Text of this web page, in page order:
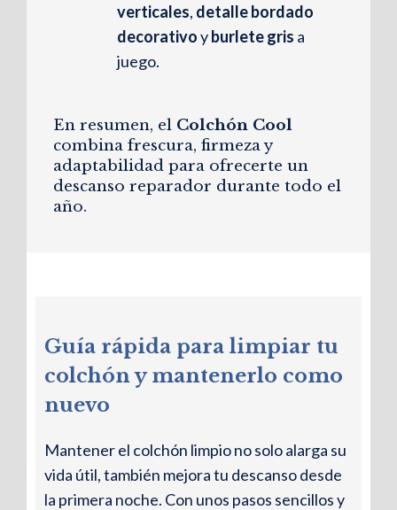
verticales, detalle bordado
decorativoyburlete gris a
juego.
En resumen, el Colchón Cool
combina frescura, firmeza y
adaptabilidad para ofrecerte un
descanso reparador durante todo el
año.
Guía rápida para limpiar tu
colchón y mantenerlo como
nuevo
Mantener el colchón limpio no solo alarga su
vida útil, también mejora tu descanso desde
la primera noche. Con unos pasos sencillos y